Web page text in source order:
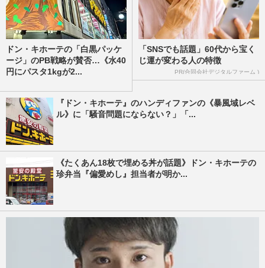
ドン・キホーテの「白黒パッケ
ージ」のPB戦略が賛否…《水40
円にパスタ1kgが2...
「SNSでも話題」60代から宝く
じ運が変わる人の特徴
PR(合同会社デジタルファーム )
『ドン・キホーテ』のハンディファンの《暴風域レベ
ル》に「騒音問題にならない？」「...
《たくあん18枚で埋める丼が話題》ドン・キホーテの
珍弁当『偏愛めし』担当者が明か...